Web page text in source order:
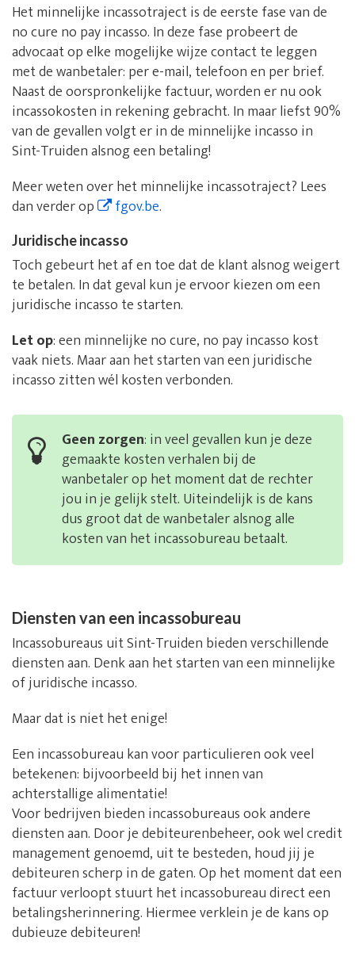
Het minnelijke incassotraject is de eerste fase van de
no cure no pay incasso. In deze fase probeert de
advocaat op elke mogelijke wijze contact te leggen
met de wanbetaler: per e-mail, telefoon en per brief.
Naast de oorspronkelijke factuur, worden er nu ook
incassokosten in rekening gebracht. In maar liefst 90%
van de gevallen volgt er in de minnelijke incasso in
Sint-Truiden alsnog een betaling!
Meer weten over het minnelijke incassotraject? Lees
dan verder op
fgov.be.
Juridische incasso
Toch gebeurt het af en toe dat de klant alsnog weigert
te betalen. In dat geval kun je ervoor kiezen om een
juridische incasso te starten.
Let op: een minnelijke no cure, no pay incasso kost
vaak niets. Maar aan het starten van een juridische
incasso zitten wél kosten verbonden.
Geen zorgen: in veel gevallen kun je deze
gemaakte kosten verhalen bij de
wanbetaler op het moment dat de rechter
jou in je gelijk stelt. Uiteindelijk is de kans
dus groot dat de wanbetaler alsnog alle
kosten van het incassobureau betaalt.
Diensten van een incassobureau
Incassobureaus uit Sint-Truiden bieden verschillende
diensten aan. Denk aan het starten van een minnelijke
of juridische incasso.
Maar dat is niet het enige!
Een incassobureau kan voor particulieren ook veel
betekenen: bijvoorbeeld bij het innen van
achterstallige alimentatie!
Voor bedrijven bieden incassobureaus ook andere
diensten aan. Door je debiteurenbeheer, ook wel credit
management genoemd, uit te besteden, houd jij je
debiteuren scherp in de gaten. Op het moment dat een
factuur verloopt stuurt het incassobureau direct een
betalingsherinnering. Hiermee verklein je de kans op
dubieuze debiteuren!